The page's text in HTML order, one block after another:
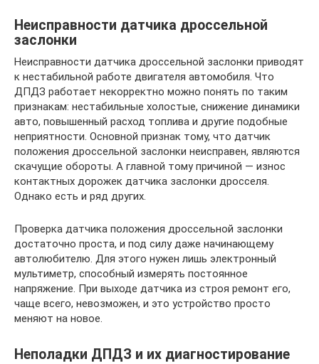
Неисправности датчика дроссельной
заслонки
Неисправности датчика дроссельной заслонки приводят
к нестабильной работе двигателя автомобиля. Что
ДПДЗ работает некорректно можно понять по таким
признакам: нестабильные холостые, снижение динамики
авто, повышенный расход топлива и другие подобные
неприятности. Основной признак тому, что датчик
положения дроссельной заслонки неисправен, являются
скачущие обороты. А главной тому причиной — износ
контактных дорожек датчика заслонки дросселя.
Однако есть и ряд других.
Проверка датчика положения дроссельной заслонки
достаточно проста, и под силу даже начинающему
автолюбителю. Для этого нужен лишь электронный
мультиметр, способный измерять постоянное
напряжение. При выходе датчика из строя ремонт его,
чаще всего, невозможен, и это устройство просто
меняют на новое.
Неполадки ДПДЗ и их диагностирование